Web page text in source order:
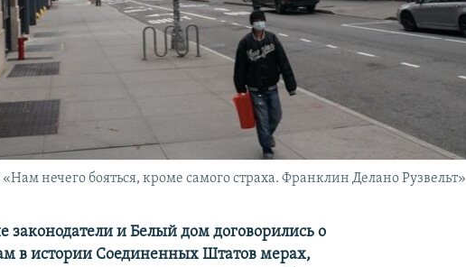
нечего бояться, кроме самого страха. Франклин Делано Рузвельт»
законодатели и Белый дом договорились о
в истории Соединенных Штатов мерах,